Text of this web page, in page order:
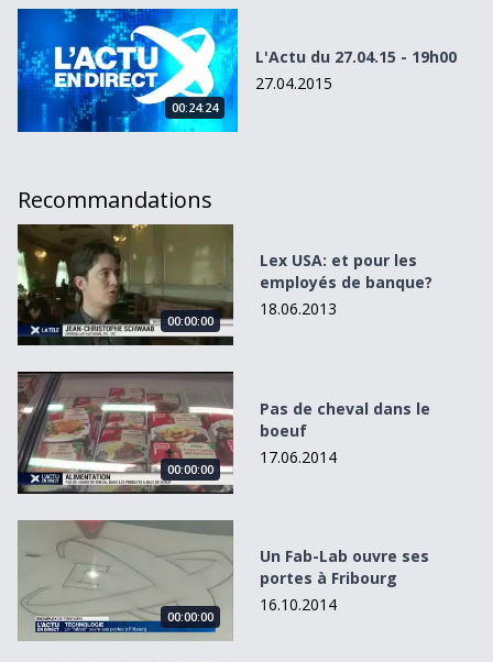
L&#039;Actu du 27.04.15 - 19h00
00:24:24
L'Actu du 27.04.15 - 19h00
27.04.2015
Recommandations
Lex USA: et pour les employés de banque?
00:00:00
Lex USA: et pour les
employés de banque?
18.06.2013
Pas de cheval dans le boeuf
00:00:00
Pas de cheval dans le
boeuf
17.06.2014
Un Fab-Lab ouvre ses portes à Fribourg
00:00:00
Un Fab-Lab ouvre ses
portes à Fribourg
16.10.2014